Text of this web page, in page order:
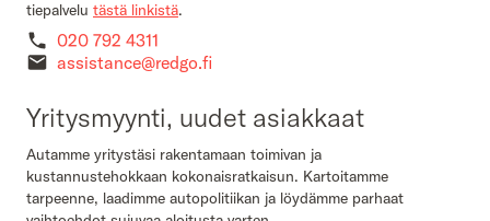
tiepalvelu tästä linkistä.
020 792 4311
assistance@redgo.fi
Yritysmyynti, uudet asiakkaat
Autamme yritystäsi rakentamaan toimivan ja
kustannustehokkaan kokonaisratkaisun. Kartoitamme
tarpeenne, laadimme autopolitiikan ja löydämme parhaat